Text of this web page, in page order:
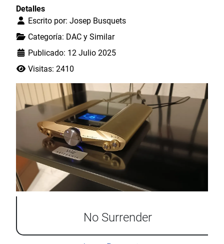
Detalles
Escrito por: Josep Busquets
Categoría: DAC y Similar
Publicado: 12 Julio 2025
Visitas: 2410
No Surrender